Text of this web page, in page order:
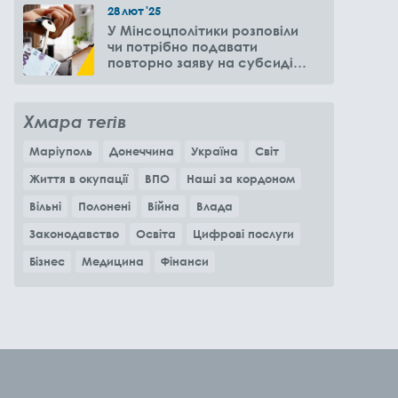
28лют'25
У Мінсоцполітики розповіли
чи потрібно подавати
повторно заяву на субсидію
Хмара тегів
Маріуполь Донеччина Україна
Світ
Життя в окупації
ВПО
Наші за кордоном
Вільні
Полонені Війна
Влада
Законодавство
Освіта
Цифрові послуги
Бізнес
Медицина Фінанси